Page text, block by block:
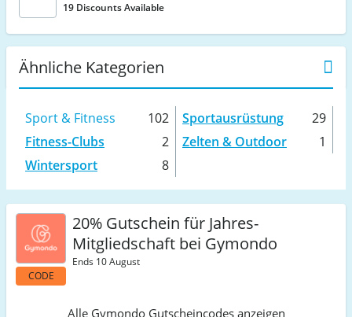
19 Discounts Available
Ähnliche Kategorien
Sport & Fitness 102 Sportausrüstung
29
Fitness-Clubs
2 Zelten & Outdoor
1
Wintersport
8
CODE
20% Gutschein für Jahres-
Mitgliedschaft bei Gymondo
Ends 10 August
Alle Gymondo Gutscheincodes anzeigen